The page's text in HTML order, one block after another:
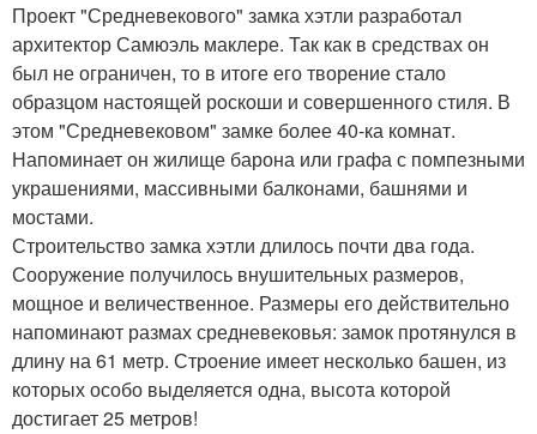
Проект "Средневекового" замка хэтли разработал
архитектор Самюэль маклере. Так как в средствах он
был не ограничен, то в итоге его творение стало
образцом настоящей роскоши и совершенного стиля. В
этом "Средневековом" замке более 40-ка комнат.
Напоминает он жилище барона или графа с помпезными
украшениями, массивными балконами, башнями и
мостами.
Строительство замка хэтли длилось почти два года.
Сооружение получилось внушительных размеров,
мощное и величественное. Размеры его действительно
напоминают размах средневековья: замок протянулся в
длину на 61 метр. Строение имеет несколько башен, из
которых особо выделяется одна, высота которой
достигает 25 метров!